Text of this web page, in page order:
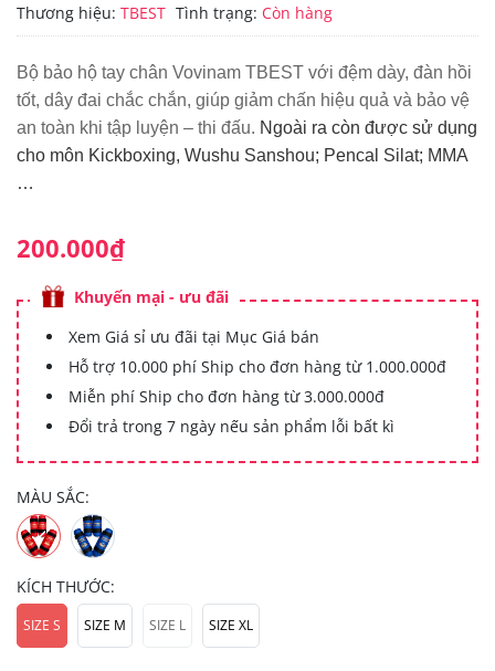
Thương hiệu: TBEST Tình trạng: Còn hàng
Bộ bảo hộ tay chân Vovinam TBEST với đệm dày, đàn hồi
tốt, dây đai chắc chắn, giúp giảm chấn hiệu quả và bảo vệ
an toàn khi tập luyện – thi đấu. Ngoài ra còn được sử dụng
cho môn Kickboxing, Wushu Sanshou; Pencal Silat; MMA
…
200.000₫
Khuyến mại - ưu đãi
Xem Giá sỉ ưu đãi tại Mục Giá bán
Hỗ trợ 10.000 phí Ship cho đơn hàng từ 1.000.000đ
Miễn phí Ship cho đơn hàng từ 3.000.000đ
Đổi trả trong 7 ngày nếu sản phẩm lỗi bất kì
MÀU SẮC:
KÍCH THƯỚC:
SIZE S SIZE M SIZE L SIZE XL